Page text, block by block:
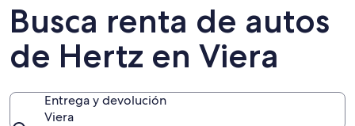
Busca renta de autos
de Hertz en Viera
Entrega y devolución
Viera